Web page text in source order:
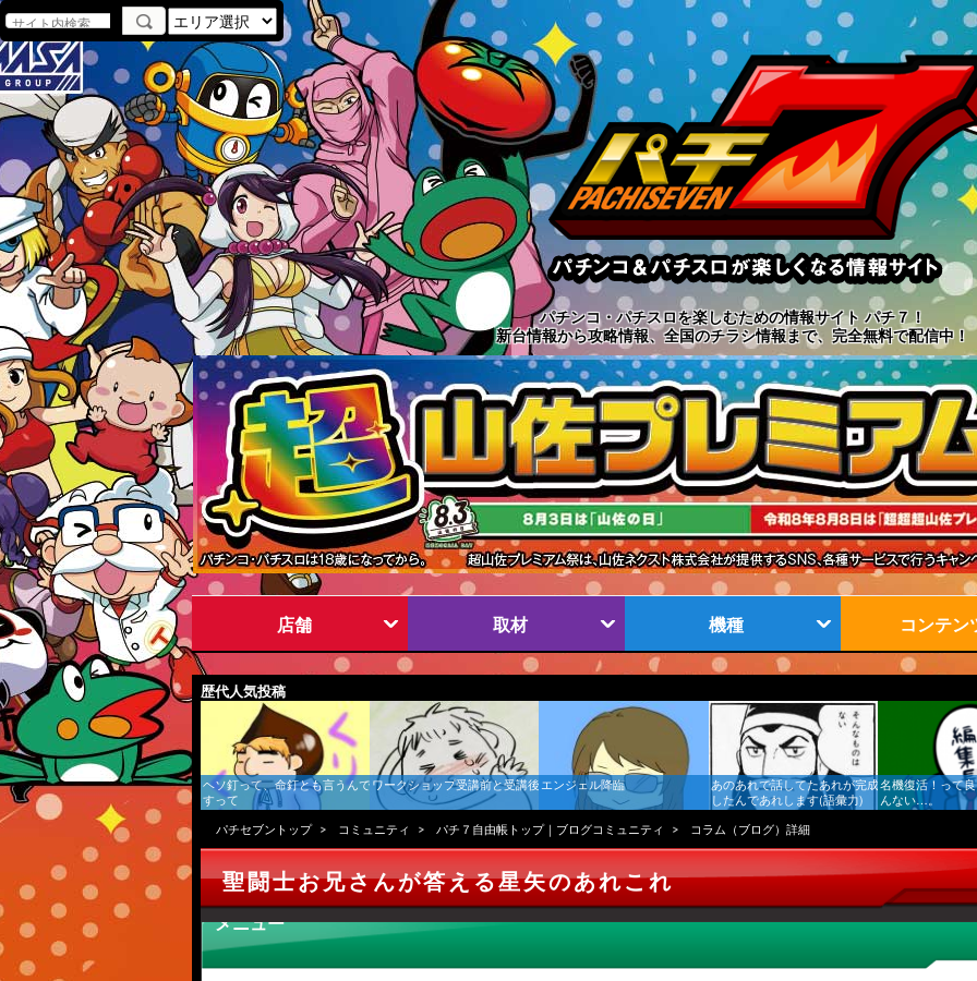
パチンコ・パチスロを楽しむための情報サイト パチ７！
新台情報から攻略情報、全国のチラシ情報まで、完全無料で配信中！
店舗 取材 機種 コンテン
歴代人気投稿
ヘソ釘って、命釘とも言うんで
すって
ワークショップ受講前と受講後 エンジェル降臨
あのあれで話してたあれが完成
したんであれします(語彙力)
名機復活！って
んない…。
パチセブントップ
コミュニティ パチ７自由帳トップ｜ブログコミュニティ コラム（ブログ）詳細
聖闘士お兄さんが答える星矢のあれこれ
メニュー